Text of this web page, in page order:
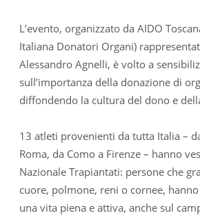
L’evento, organizzato da AIDO
Italiana Donatori Organi)
Alessandro Agnelli, è volto a
sull’importanza della donazione di
diffondendo la cultura del dono e
13 atleti provenienti da tutta Italia –
Roma, da Como a Firenze – hanno
Nazionale Trapiantati: persone che
cuore, polmone, reni o cornee,
una vita piena e attiva, anche sul